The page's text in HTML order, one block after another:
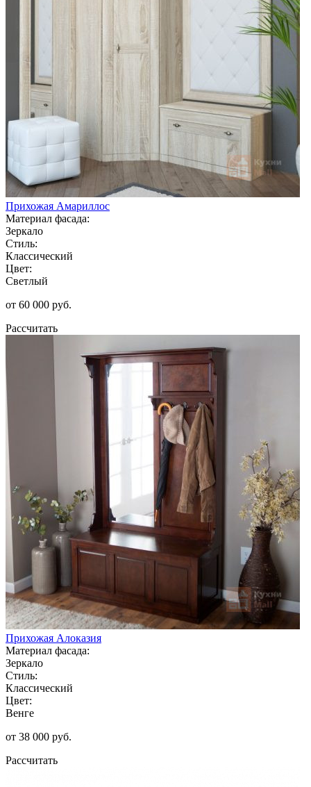
Прихожая Амариллос
Материал фасада:
Зеркало
Стиль:
Классический
Цвет:
Светлый
от 60 000 руб.
Рассчитать
Прихожая Алоказия
Материал фасада:
Зеркало
Стиль:
Классический
Цвет:
Венге
от 38 000 руб.
Рассчитать